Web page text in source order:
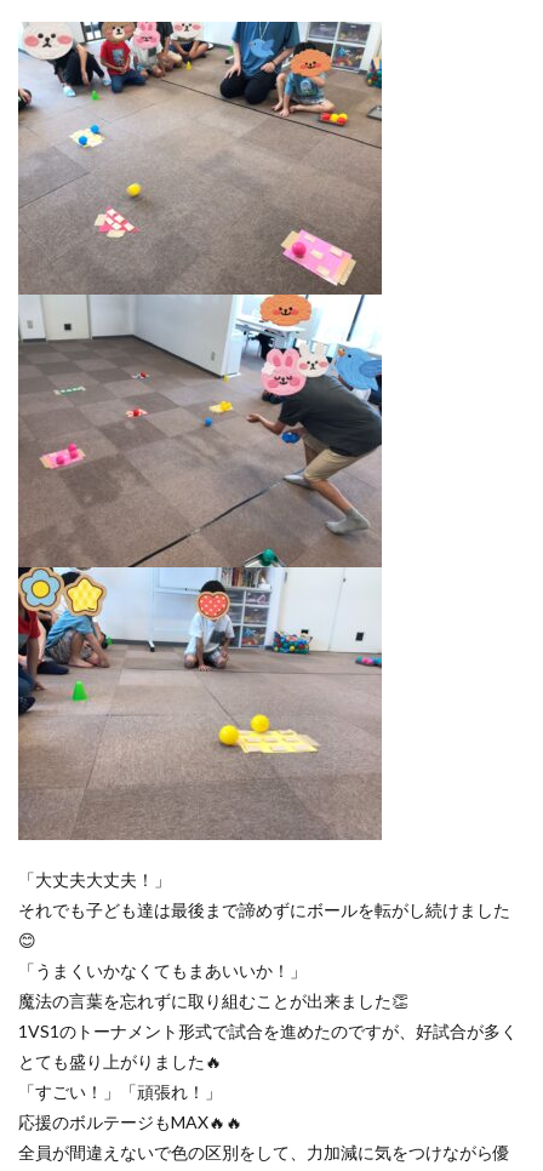
「大丈夫大丈夫！」
それでも子ども達は最後まで諦めずにボールを転がし続けました
😊
「うまくいかなくてもまあいいか！」
魔法の言葉を忘れずに取り組むことが出来ました👏
1VS1のトーナメント形式で試合を進めたのですが、好試合が多く
とても盛り上がりました🔥
「すごい！」「頑張れ！」
応援のボルテージもMAX🔥🔥
全員が間違えないで色の区別をして、力加減に気をつけながら優